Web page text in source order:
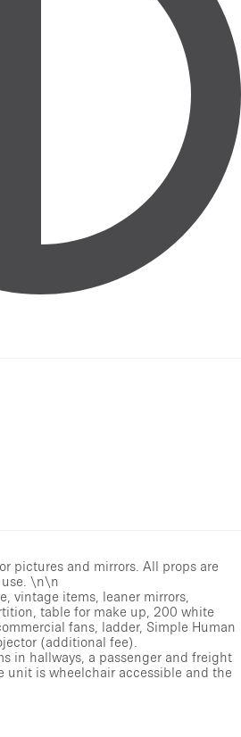
pictures and mirrors. All props are
use. \n\n
vintage items, leaner mirrors,
table for make up, 200 white
fans, ladder, Simple Human
(additional fee).
in hallways, a passenger and freight
unit is wheelchair accessible and the